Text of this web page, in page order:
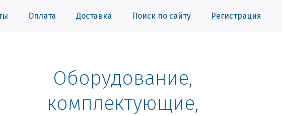
Оплата Доставка Поиск по сайту Регистрация
Оборудование,
комплектующие,